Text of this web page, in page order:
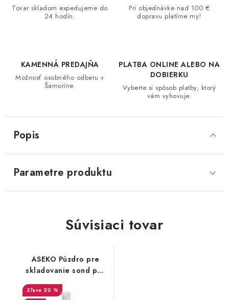
Tovar skladom expedujeme do
24 hodín.
Pri objednávke nad 100 €
dopravu platíme my!
KAMENNÁ PREDAJŇA
Možnosť osobného odberu v
Šamoríne.
PLATBA ONLINE ALEBO NA
DOBIERKU
Vyberte si spôsob platby, ktorý
vám vyhovuje.
Popis
Parametre produktu
Súvisiaci tovar
ASEKO Púzdro pre
skladovanie sond pH,
Redox
20 %